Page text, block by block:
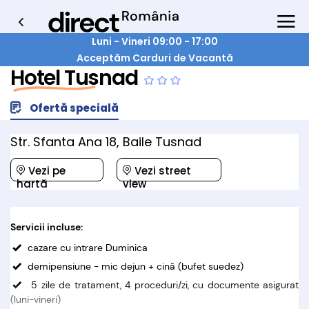
Luni - Vineri 09:00 - 17:00
Acceptăm Carduri de Vacantă
Hotel Tusnad
Ofertă specială
Str. Sfanta Ana 18, Baile Tusnad
Vezi pe
hartă
Vezi street
view
Servicii incluse:
cazare cu intrare Duminica
demipensiune - mic dejun + cină (bufet suedez)
5 zile de tratament, 4 proceduri/zi, cu documente asigurat
(luni-vineri)